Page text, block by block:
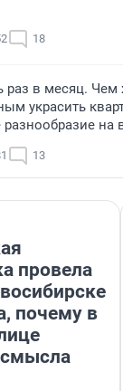
18
раз в месяц.
украсить
разнообразие на
13
провела
почему в